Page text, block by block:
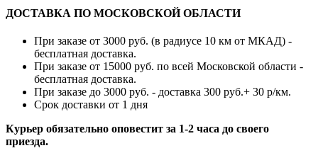
ДОСТАВКА ПО МОСКОВСКОЙ ОБЛАСТИ
При заказе от 3000 руб. (в радиусе 10 км от МКАД) -
бесплатная доставка.
При заказе от 15000 руб. по всей Московской области -
бесплатная доставка.
При заказе до 3000 руб. - доставка 300 руб.+ 30 р/км.
Срок доставки от 1 дня
Курьер обязательно оповестит за 1-2 часа до своего
приезда.